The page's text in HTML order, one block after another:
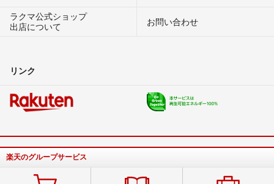
ラクマ公式ショップ
出店について
お問い合わせ
リンク
楽天のグループサービス